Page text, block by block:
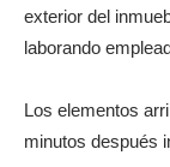
exterior del
laborando
Los elementos
minutos después